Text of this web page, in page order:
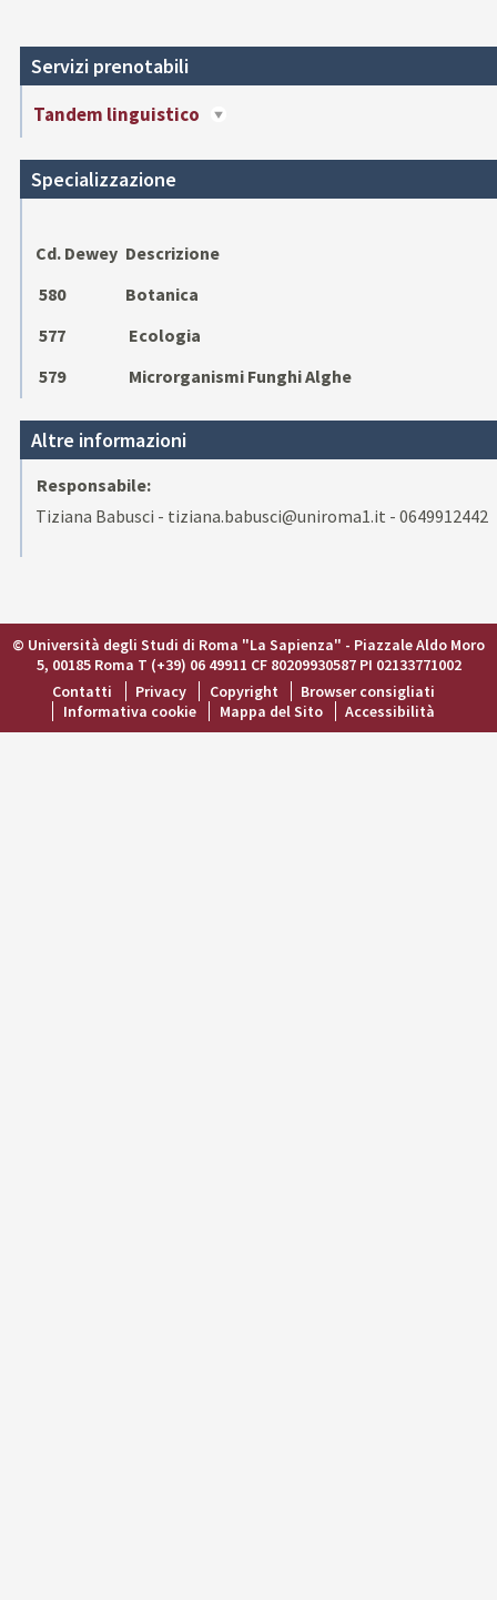
Servizi prenotabili
Tandem linguistico
Specializzazione
Cd. Dewey Descrizione
580
Botanica
577
Ecologia
579
Microrganismi Funghi Alghe
Altre informazioni
Responsabile:
Tiziana Babusci - tiziana.babusci@uniroma1.it - 0649912442
© Università degli Studi di Roma "La Sapienza" - Piazzale Aldo Moro
5, 00185 Roma T (+39) 06 49911 CF 80209930587 PI 02133771002
Contatti
Privacy Copyright
Browser consigliati
Informativa cookie
Mappa del Sito Accessibilità